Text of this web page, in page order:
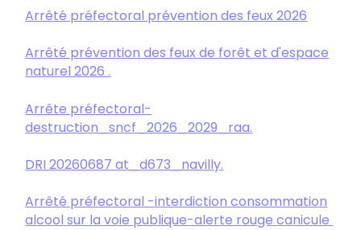
Arrêté préfectoral prévention des feux 2026
Arrêté prévention des feux de forêt et d'espace
naturel 2026 .
Arrête préfectoral-
destruction_sncf_2026_2029_raa.
DRI 20260687 at_d673_navilly.
Arrêté préfectoral -interdiction consommation
alcool sur la voie publique-alerte rouge canicule